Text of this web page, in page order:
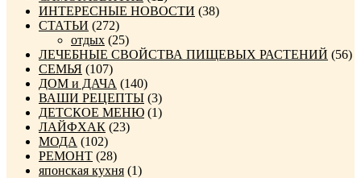
ИНТЕРЕСНЫЕ НОВОСТИ (38)
СТАТЬИ (272)
отдых (25)
ЛЕЧЕБНЫЕ СВОЙСТВА ПИЩЕВЫХ РАСТЕНИЙ (56)
СЕМЬЯ (107)
ДОМ и ДАЧА (140)
ВАШИ РЕЦЕПТЫ (3)
ДЕТСКОЕ МЕНЮ (1)
ЛАЙФХАК (23)
МОДА (102)
РЕМОНТ (28)
японская кухня (1)